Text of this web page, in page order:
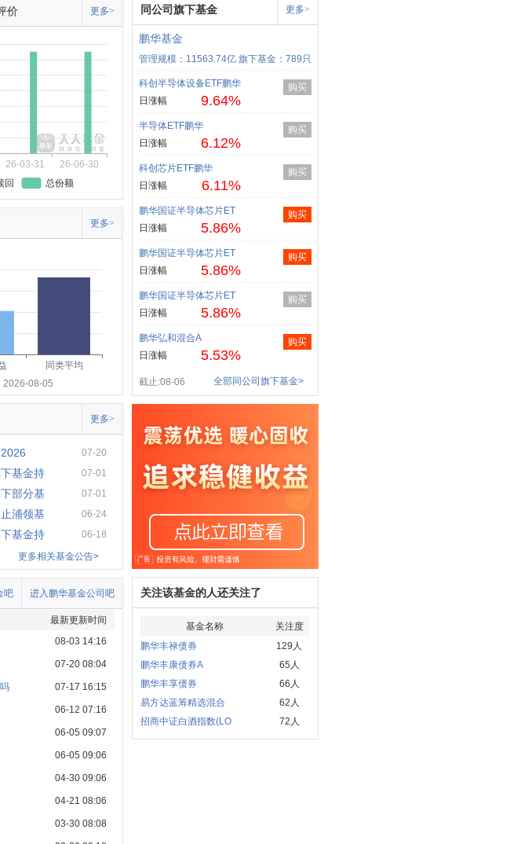
价 更多>
26-03-31
26-06-30
回 总份额
更多>
同类平均
2026-08-05
更多>
07-20
基金持 07-01
部分基 07-01
浦领基 06-24
基金持
06-18
更多相关基金公告>
进入鹏华基金公司吧
吧
最新更新时间
08-03 14:16
07-20 08:04
07-17 16:15
06-12 07:16
06-05 09:07
06-05 09:06
04-30 09:06
04-21 08:06
03-30 08:08
同公司旗下基金 更多>
鹏华基金
管理规模：11563.74亿 旗下基金：789只
科创半导体设备ETF鹏华
日涨幅
9.64%
购买
半导体ETF鹏华
日涨幅
6.12%
购买
科创芯片ETF鹏华
日涨幅
6.11%
购买
鹏华国证半导体芯片ET
日涨幅
5.86%
购买
鹏华国证半导体芯片ET
日涨幅
5.86%
购买
鹏华国证半导体芯片ET
日涨幅
5.86%
购买
鹏华弘和混合A
日涨幅
5.53%
购买
截止:08-06 全部同公司旗下基金>
关注该基金的人还关注了
基金名称
关注度
鹏华丰禄债券
129人
鹏华丰康债券A
65人
鹏华丰享债券
66人
易方达蓝筹精选混合
62人
招商中证白酒指数(LO
72人